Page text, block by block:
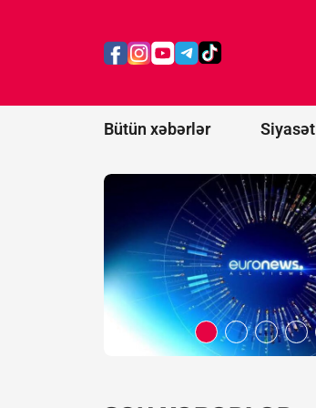
Bütün xəbərlər Siyasət
ekstremist
əlavə etdi